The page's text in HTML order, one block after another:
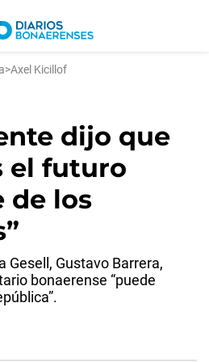
>Axel Kicillof
dijo que
el futuro
de los
Gesell, Gustavo Barrera,
bonaerense “puede